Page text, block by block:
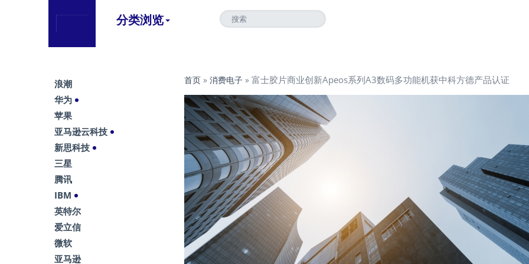
分类浏览
首页 » 消费电子 » 富士胶片商业创新Apeos系列A3数码多功能机获中科方德产品认证
浪潮
华为
苹果
亚马逊云科技
新思科技
三星
腾讯
IBM
英特尔
爱立信
微软
亚马逊